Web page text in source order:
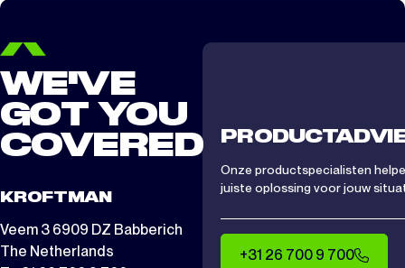
WE'VE
GOT YOU
COVERED
KROFTMAN
Veem 3 6909 DZ Babberich
The Netherlands
Onze productspecialisten
juiste oplossing voor jouw
+31 26 700 9 700